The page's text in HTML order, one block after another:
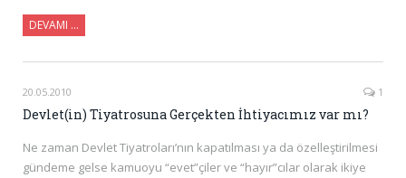
DEVAMI …
20.05.2010 1
Devlet(in) Tiyatrosuna Gerçekten İhtiyacımız var mı?
Ne zaman Devlet Tiyatroları’nın kapatılması ya da özelleştirilmesi
gündeme gelse kamuoyu “evet”çiler ve “hayır”cılar olarak ikiye